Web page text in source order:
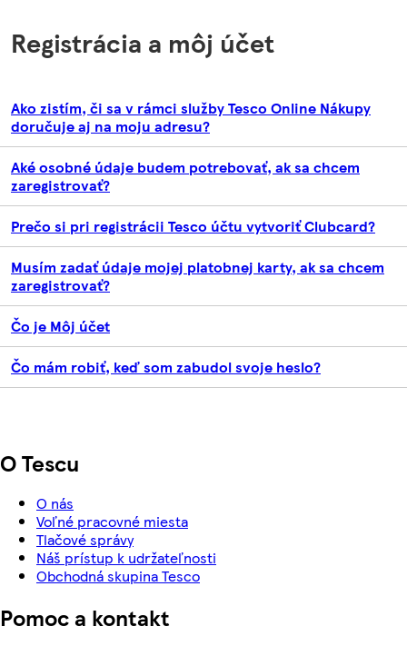
Registrácia a môj účet
Ako zistím, či sa v rámci služby Tesco Online Nákupy
doručuje aj na moju adresu?
Aké osobné údaje budem potrebovať, ak sa chcem
zaregistrovať?
Prečo si pri registrácii Tesco účtu vytvoriť Clubcard?
Musím zadať údaje mojej platobnej karty, ak sa chcem
zaregistrovať?
Čo je Môj účet
Čo mám robiť, keď som zabudol svoje heslo?
O Tescu
O nás
Voľné pracovné miesta
Tlačové správy
Náš prístup k udržateľnosti
Obchodná skupina Tesco
Pomoc a kontakt